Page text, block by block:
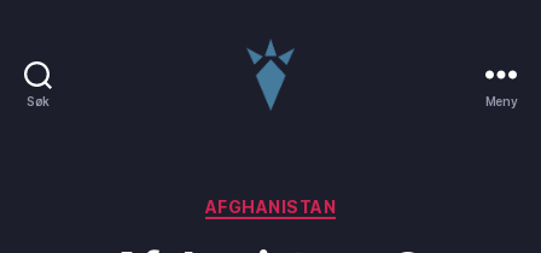
Søk Meny
Kategorier
AFGHANISTAN